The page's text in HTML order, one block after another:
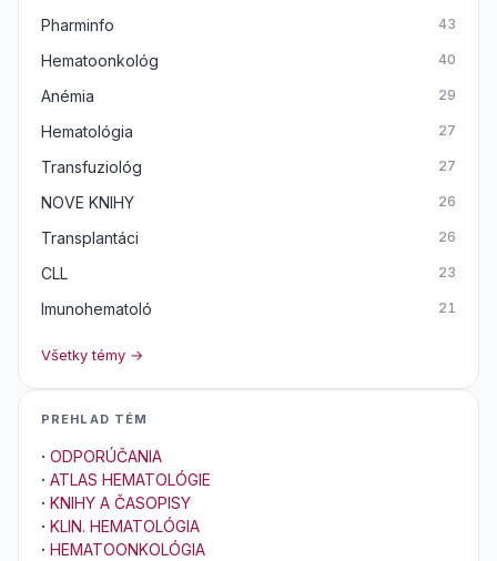
Pharminfo 43
Hematoonkológ 40
Anémia 29
Hematológia 27
Transfuziológ 27
NOVE KNIHY 26
Transplantáci 26
CLL 23
Imunohematoló 21
Všetky témy →
PREHLAD TÉM
· ODPORÚČANIA
· ATLAS HEMATOLÓGIE
· KNIHY A ČASOPISY
· KLIN. HEMATOLÓGIA
· HEMATOONKOLÓGIA